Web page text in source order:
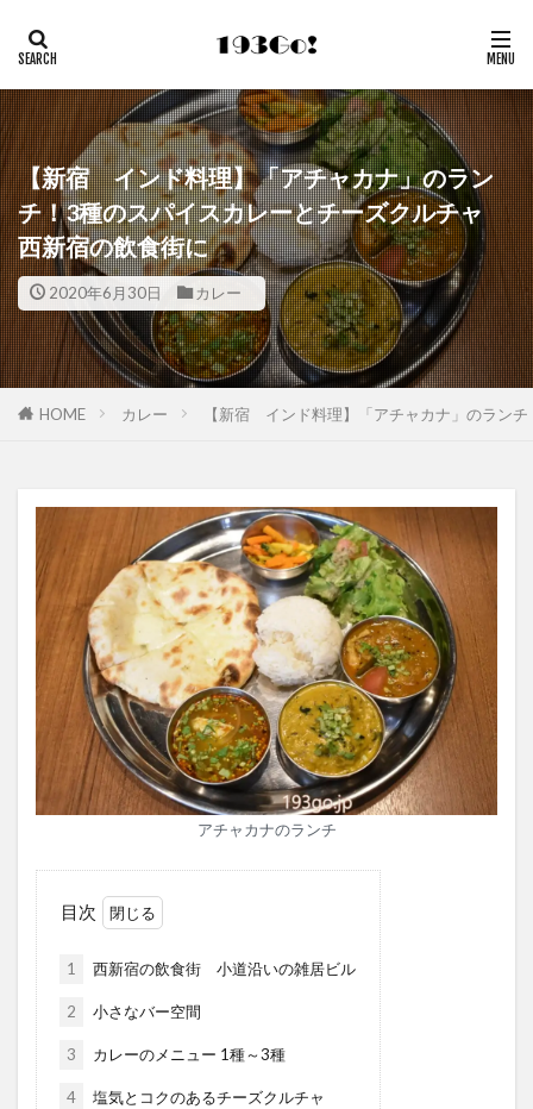
【新宿 インド料理】「アチャカナ」のラン
チ！3種のスパイスカレーとチーズクルチャ
西新宿の飲食街に
2020年6月30日 カレー
HOME カレー 【新宿 インド料理】「アチャカナ」のラ
アチャカナのランチ
目次
1 西新宿の飲食街 小道沿いの雑居ビル
2 小さなバー空間
3 カレーのメニュー 1種～3種
4 塩気とコクのあるチーズクルチャ